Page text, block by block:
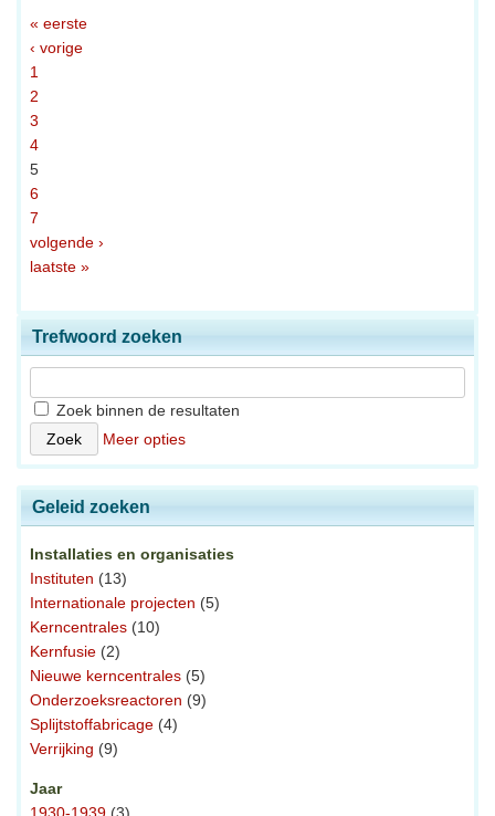
« eerste
‹ vorige
1
2
3
4
5
6
7
volgende ›
laatste »
Trefwoord zoeken
Zoek binnen de resultaten
Meer opties
Geleid zoeken
Installaties en organisaties
Instituten (13)
Internationale projecten (5)
Kerncentrales (10)
Kernfusie (2)
Nieuwe kerncentrales (5)
Onderzoeksreactoren (9)
Splijtstoffabricage (4)
Verrijking (9)
Jaar